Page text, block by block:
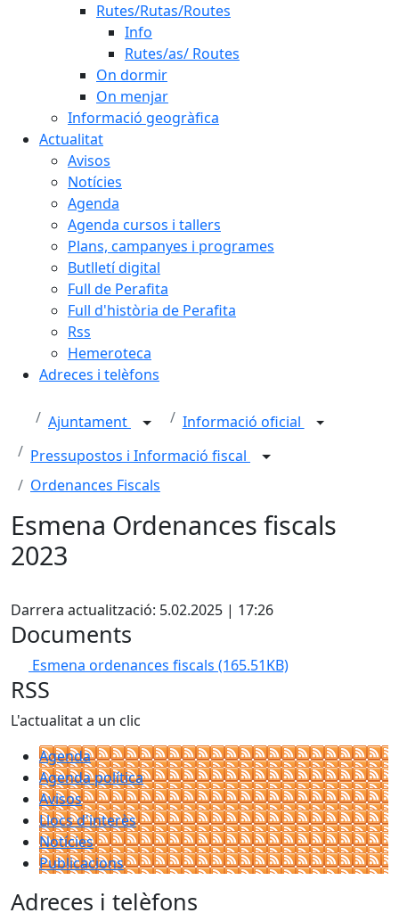
Rutes/Rutas/Routes
Info
Rutes/as/ Routes
On dormir
On menjar
Informació geogràfica
Actualitat
Avisos
Notícies
Agenda
Agenda cursos i tallers
Plans, campanyes i programes
Butlletí digital
Full de Perafita
Full d'història de Perafita
Rss
Hemeroteca
Adreces i telèfons
Ajuntament
Informació oficial
Pressupostos i Informació fiscal
Ordenances Fiscals
Esmena Ordenances fiscals
2023
Darrera actualització: 5.02.2025 | 17:26
Documents
Esmena ordenances fiscals (165.51KB)
RSS
L'actualitat a un clic
Agenda
Agenda política
Avisos
Llocs d'interès
Notícies
Publicacions
Adreces i telèfons